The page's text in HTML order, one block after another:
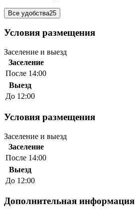
Все удобства25
Условия размещения
Заселение и выезд
Заселение
После 14:00
Выезд
До 12:00
Условия размещения
Заселение и выезд
Заселение
После 14:00
Выезд
До 12:00
Дополнительная информация